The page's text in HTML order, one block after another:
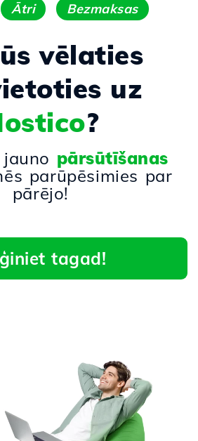
Ātri Bezmaksas
vēlaties
uz
?
pārsūtīšanas
parūpēsimies par
pārējo!
tagad!